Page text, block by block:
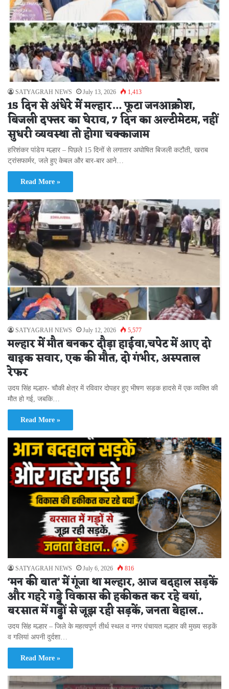
SATYAGRAH NEWS July 13, 2026 1,413
15 दिन से अंधेरे में मल्हार… फूटा जनआक्रोश,
बिजली दफ्तर का घेराव, 7 दिन का अल्टीमेटम, नहीं
सुधरी व्यवस्था तो होगा चक्काजाम
हरिशंकर पांडेय मल्हार – पिछले 15 दिनों से लगातार अघोषित बिजली कटौती, खराब
ट्रांसफार्मर, जले हुए केबल और बार-बार आने…
Read More »
SATYAGRAH NEWS July 12, 2026 5,577
मल्हार में मौत बनकर दौड़ा हाईवा,चपेट में आए दो
बाइक सवार, एक की मौत, दो गंभीर, अस्पताल
रेफर
उदय सिंह मल्हार- चौकी क्षेत्र में रविवार दोपहर हुए भीषण सड़क हादसे में एक व्यक्ति की
मौत हो गई, जबकि…
Read More »
SATYAGRAH NEWS July 6, 2026 816
‘मन की बात’ में गूंजा था मल्हार, आज बदहाल सड़कें
और गहरे गड्ढे विकास की हकीकत कर रहे बयां,
बरसात में गड्ढों से जूझ रही सड़कें, जनता बेहाल..
उदय सिंह मल्हार – जिले के महत्वपूर्ण तीर्थ स्थल व नगर पंचायत मल्हार की मुख्य सड़कें
व गलियां अपनी दुर्दशा…
Read More »